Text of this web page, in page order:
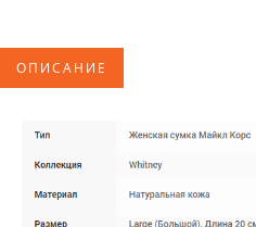
ОПИСАНИЕ